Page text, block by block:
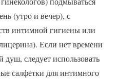
(утро и вечер), с
интимной гигиены или
Если нет времени
следует использовать
салфетки для интимного